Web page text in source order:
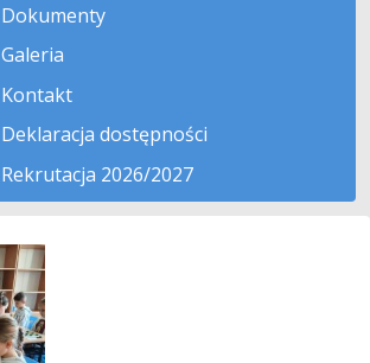
Dokumenty
Galeria
Kontakt
Deklaracja dostępności
Rekrutacja 2026/2027